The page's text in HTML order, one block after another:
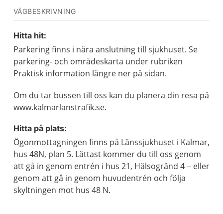
VÄGBESKRIVNING
Hitta hit:
Parkering finns i nära anslutning till sjukhuset. Se
parkering- och områdeskarta under rubriken
Praktisk information längre ner på sidan.
Om du tar bussen till oss kan du planera din resa på
www.kalmarlanstrafik.se.
Hitta på plats:
Ögonmottagningen finns på Länssjukhuset i Kalmar,
hus 48N, plan 5. Lättast kommer du till oss genom
att gå in genom entrén i hus 21, Hälsogränd 4 – eller
genom att gå in genom huvudentrén och följa
skyltningen mot hus 48 N.